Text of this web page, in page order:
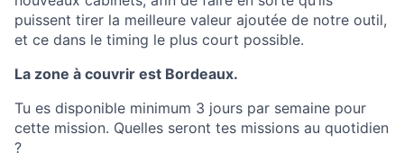
puissent tirer la meilleure valeur ajoutée de notre outil,
et ce dans le timing le plus court possible.
La zone à couvrir est Bordeaux.
Tu es disponible minimum 3 jours par semaine pour
cette mission. Quelles seront tes missions au quotidien
?